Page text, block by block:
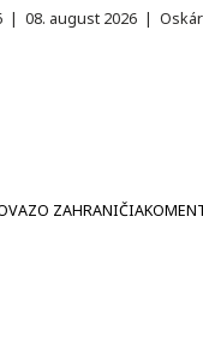
| 08. august 2026 | Oskár
ZO ZAHRANIČIA